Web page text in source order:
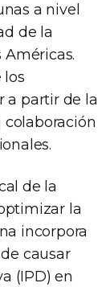
a nivel
de la
los
a partir de la
de la
la
incorpora
causar
(IPD) en